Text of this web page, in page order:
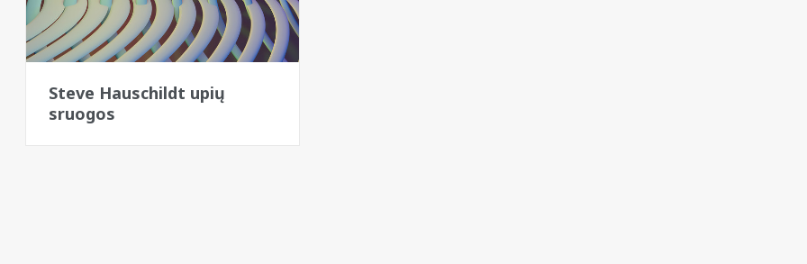
Steve Hauschildt upių
sruogos